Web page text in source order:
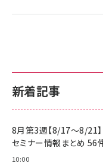
新着記事
8月第3週【8/17～8/21】
セミナー情報まとめ 56
10:00